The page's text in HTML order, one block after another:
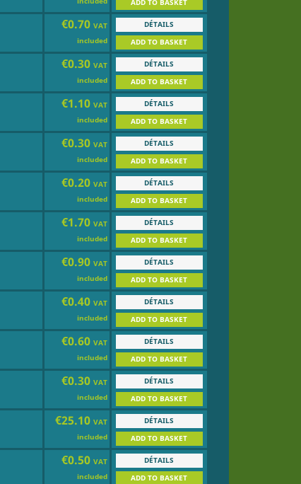
ADD TO BASKET
€0.70 VAT
included
DÉTAILS
ADD TO BASKET
€0.30 VAT
included
DÉTAILS
ADD TO BASKET
€1.10 VAT
included
DÉTAILS
ADD TO BASKET
€0.30 VAT
included
DÉTAILS
ADD TO BASKET
€0.20 VAT
included
DÉTAILS
ADD TO BASKET
€1.70 VAT
included
DÉTAILS
ADD TO BASKET
€0.90 VAT
included
DÉTAILS
ADD TO BASKET
€0.40 VAT
included
DÉTAILS
ADD TO BASKET
€0.60 VAT
included
DÉTAILS
ADD TO BASKET
€0.30 VAT
included
DÉTAILS
ADD TO BASKET
€25.10 VAT
included
DÉTAILS
ADD TO BASKET
€0.50 VAT
included
DÉTAILS
ADD TO BASKET